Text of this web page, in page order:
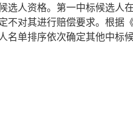
选人资格。第一中标候选人
不对其进行赔偿要求。根据
名单排序依次确定其他中标